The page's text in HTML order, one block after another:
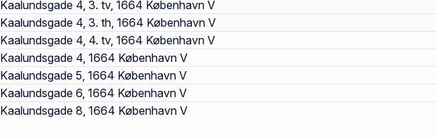
Kaalundsgade 4, 3. tv, 1664 København V
Kaalundsgade 4, 3. th, 1664 København V
Kaalundsgade 4, 4. tv, 1664 København V
Kaalundsgade 4, 1664 København V
Kaalundsgade 5, 1664 København V
Kaalundsgade 6, 1664 København V
Kaalundsgade 8, 1664 København V